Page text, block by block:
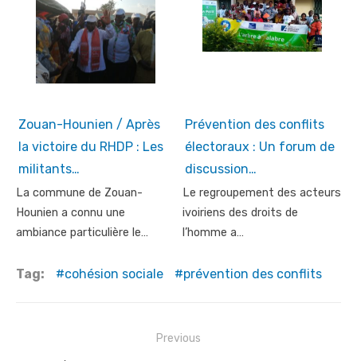
Zouan-Hounien / Après
la victoire du RHDP : Les
militants…
La commune de Zouan-
Hounien a connu une
ambiance particulière le…
Prévention des conflits
électoraux : Un forum de
discussion…
Le regroupement des acteurs
ivoiriens des droits de
l’homme a…
Tag: cohésion sociale prévention des conflits
Previous